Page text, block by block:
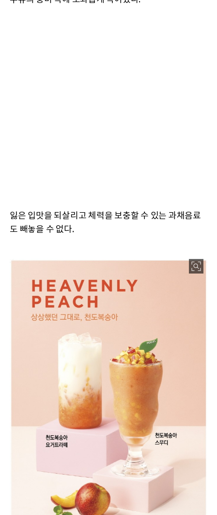
잃은 입맛을 되살리고 체력을 보충할 수 있는 과채음료
도 빼놓을 수 없다.